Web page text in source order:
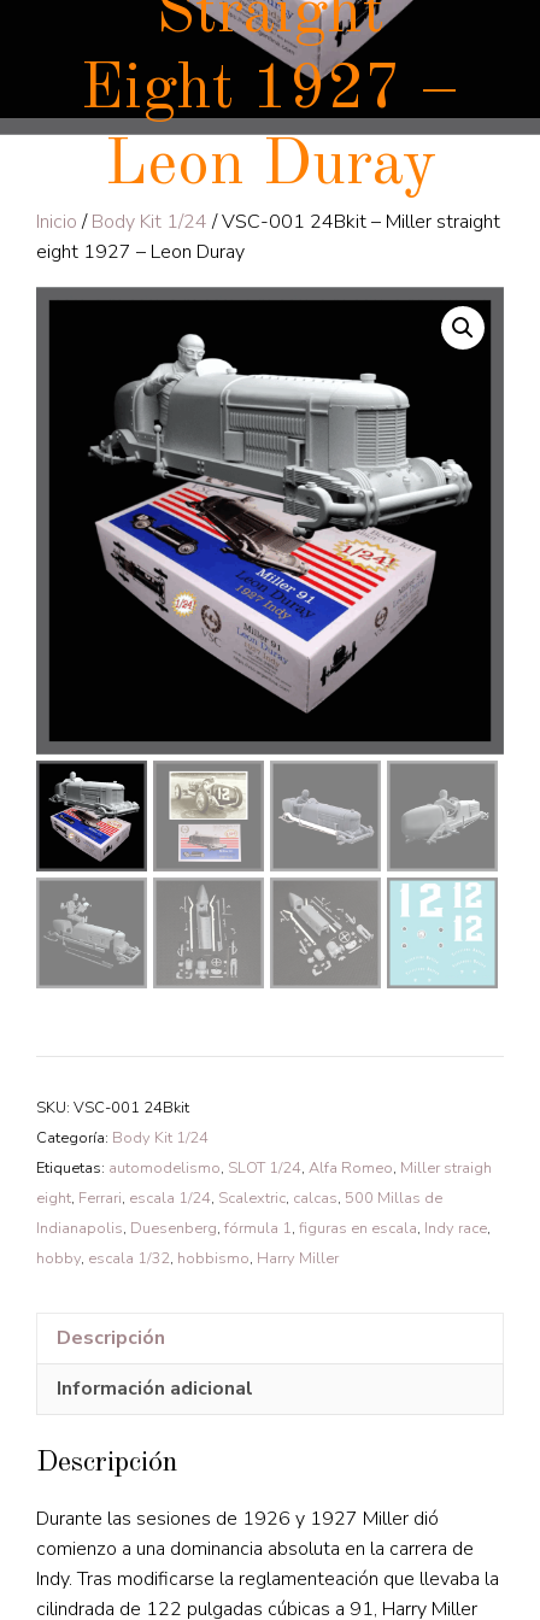
Straight
Eight 1927 –
Leon Duray
Inicio/Body Kit 1/24/ VSC-001 24Bkit – Miller straight
eight 1927 – Leon Duray
SKU: VSC-001 24Bkit
Categoría: Body Kit 1/24
Etiquetas: automodelismo, SLOT 1/24, Alfa Romeo, Miller straigh
eight, Ferrari, escala 1/24, Scalextric, calcas, 500 Millas de
Indianapolis, Duesenberg, fórmula 1, figuras en escala, Indy race,
hobby, escala 1/32, hobbismo, Harry Miller
Descripción
Información adicional
Descripción
Durante las sesiones de 1926 y 1927 Miller dió
comienzo a una dominancia absoluta en la carrera de
Indy. Tras modificarse la reglamenteación que llevaba la
cilindrada de 122 pulgadas cúbicas a 91, Harry Miller